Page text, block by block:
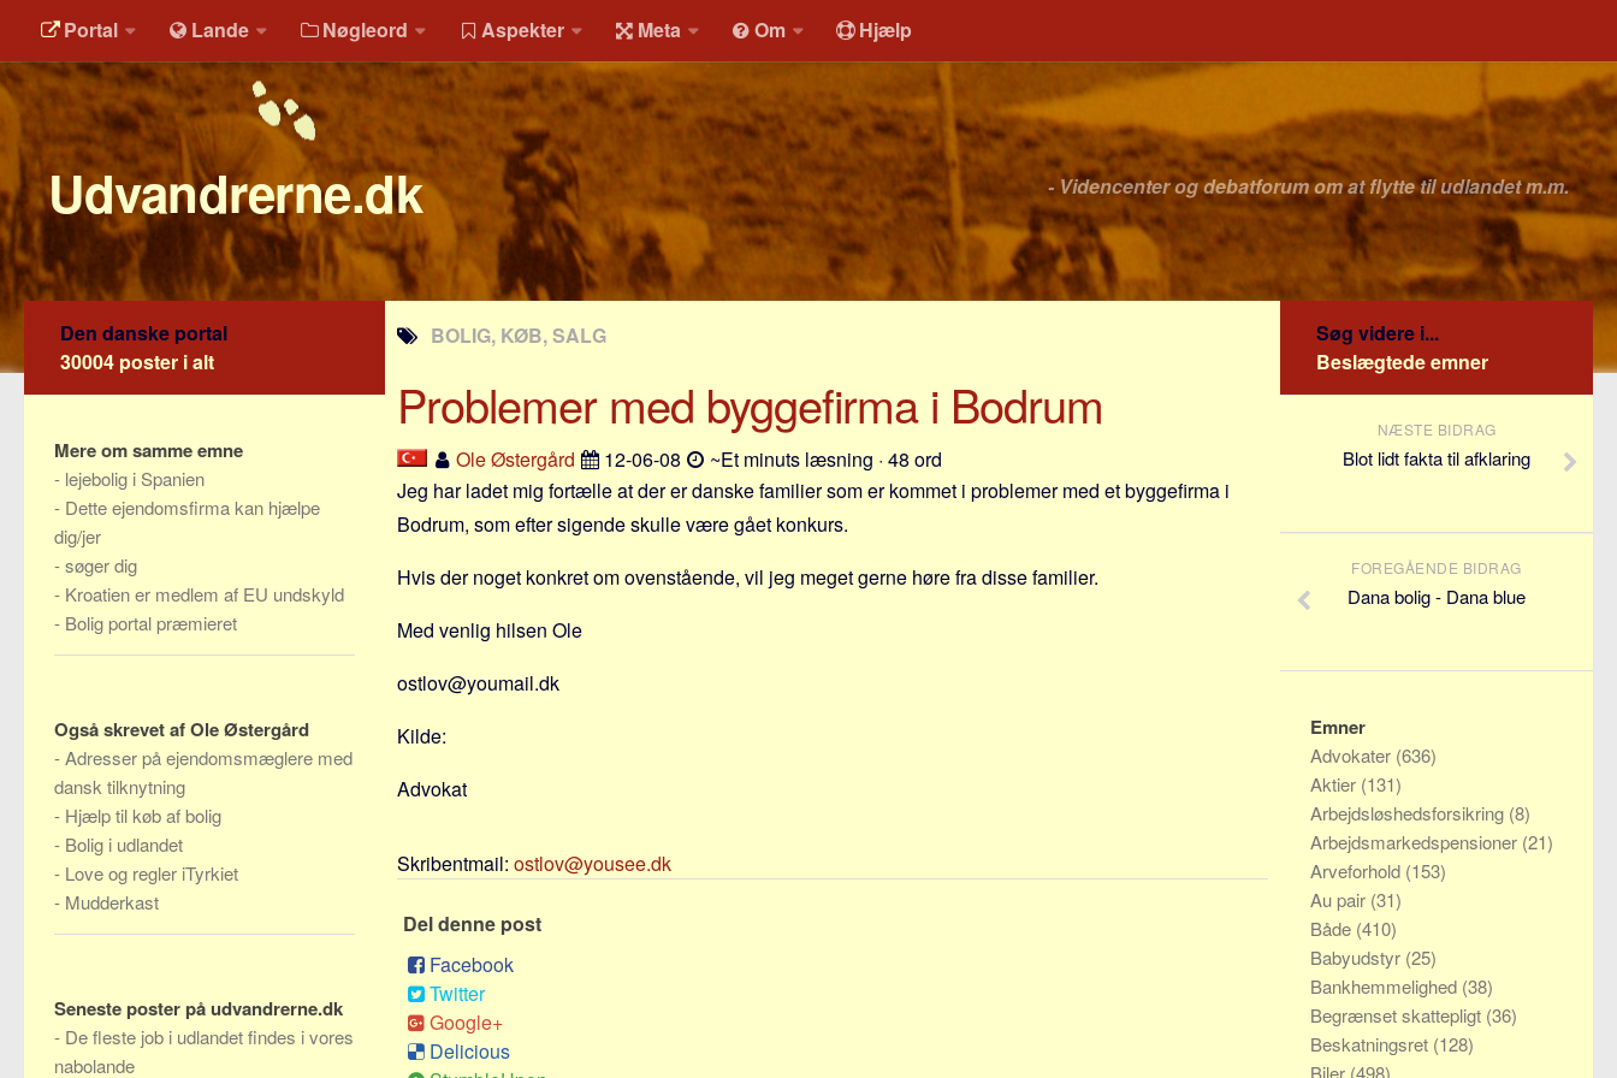
Portal Lande Nøgleord Aspekter Meta Om Hjælp
Udvandrerne.dk - Videncenter og debatforum om at flytte til udlandet m.m.
BOLIG, KØB, SALG
Problemer med byggefirma i Bodrum
Ole Østergård 12-06-08
~Et minuts læsning · 48 ord
Jeg har ladet mig fortælle at der er danske familier som er kommet i problemer med et byggefirma i
Bodrum, som efter sigende skulle være gået konkurs.
Hvis der noget konkret om ovenstående, vil jeg meget gerne høre fra disse familier.
Med venlig hilsen Ole
ostlov@youmail.dk
Kilde:
Advokat
Skribentmail: ostlov@yousee.dk
Del denne post
Facebook
Twitter
Google+
Delicious
Den danske portal
30004 poster i alt
Mere om samme emne
- lejebolig i Spanien
- Dette ejendomsfirma kan hjælpe
dig/jer
-søger dig
- Kroatien er medlem af EU undskyld
- Bolig portal præmieret
Også skrevet af Ole Østergård
-Adresser på ejendomsmæglere med
dansk tilknytning
- Hjælp til køb af bolig
- Bolig i udlandet
- Love og regler iTyrkiet
- Mudderkast
Seneste poster på udvandrerne.dk
- De fleste job i udlandet findes i vores
nabolande
Søg videre i...
Beslægtede emner
NÆSTE BIDRAG
Blot lidt fakta til afklaring
FOREGÅENDE BIDRAG
Dana bolig - Dana blue
Emner
Advokater (636)
Aktier (131)
Arbejdsløshedsforsikring (8)
Arbejdsmarkedspensioner (21)
Arveforhold (153)
Au pair (31)
Både (410)
Babyudstyr (25)
Bankhemmelighed (38)
Begrænset skattepligt (36)
Beskatningsret (128)
Biler (498)